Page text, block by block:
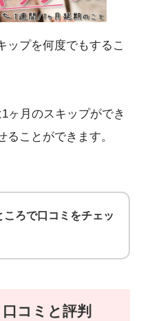
ップを何度でもするこ
ヶ月のスキップができ
ことができます。
ろで口コミをチェッ
コミと評判